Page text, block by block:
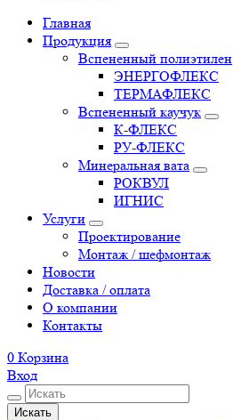
Главная
Продукция
Вспененный полиэтилен
ЭНЕРГОФЛЕКС
ТЕРМАФЛЕКС
Вспененный каучук
К-ФЛЕКС
РУ-ФЛЕКС
Минеральная вата
РОКВУЛ
ИГНИС
Услуги
Проектирование
Монтаж / шефмонтаж
Новости
Доставка / оплата
О компании
Контакты
0 Корзина
Вход
Искать